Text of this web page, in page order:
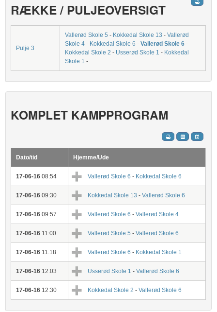
RÆKKE / PULJEOVERSIGT
Pulje 3
Vallerød Skole 5 - Kokkedal Skole 13 -Vallerød
Skole 4 - Kokkedal Skole 6 -Vallerød Skole 6 -
Kokkedal Skole 2 - Usserød Skole 1 - Kokkedal
Skole 1 -
KOMPLET KAMPPROGRAM
Dato/tid Hjemme/Ude
17-06-16 08:54 Vallerød Skole 6 - Kokkedal Skole 6
17-06-16 09:30 Kokkedal Skole 13 -Vallerød Skole 6
17-06-16 09:57 Vallerød Skole 6 -Vallerød Skole 4
17-06-16 11:00 Vallerød Skole 5 -Vallerød Skole 6
17-06-16 11:18 Vallerød Skole 6 - Kokkedal Skole 1
17-06-16 12:03 Usserød Skole 1 -Vallerød Skole 6
17-06-16 12:30 Kokkedal Skole 2 -Vallerød Skole 6